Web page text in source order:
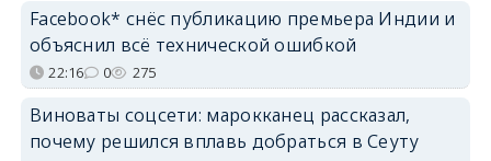
Facebook* снёс публикацию премьера Индии и
объяснил всё технической ошибкой
22:16 0 275
Виноваты соцсети: марокканец рассказал,
почему решился вплавь добраться в Сеуту